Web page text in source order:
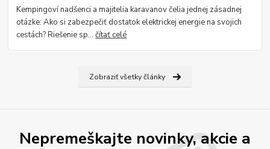
Kempingoví nadšenci a majitelia karavanov čelia jednej zásadnej
otázke: Ako si zabezpečiť dostatok elektrickej energie na svojich
cestách? Riešenie sp...čítať celé
Zobraziť všetky články
Nepremeškajte novinky, akcie a